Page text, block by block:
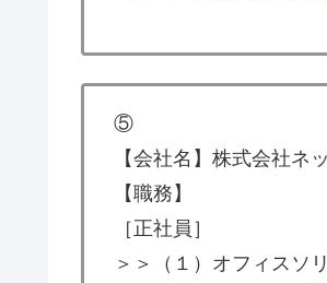
⑤
【会社名】株式会社ネ
【職務】
［正社員］
＞＞（１）オフィスソ